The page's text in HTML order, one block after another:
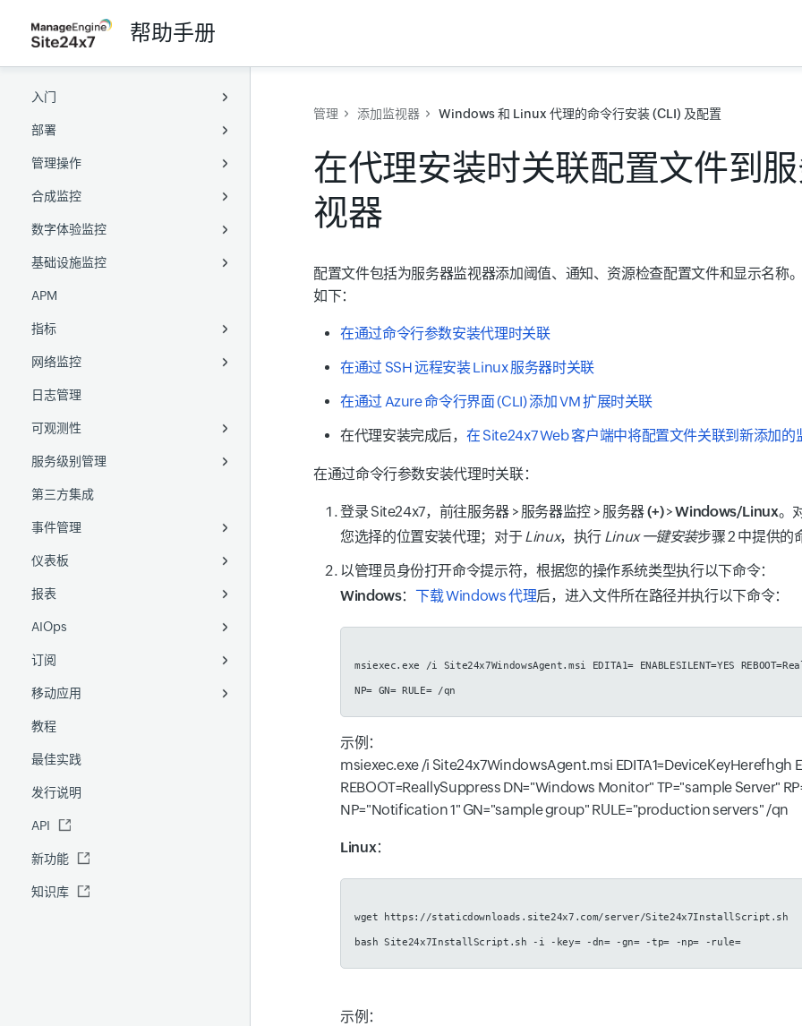
帮助手册
入门
概述
术语表
浏览 Site24x7
无障碍访问
用户管理
用户引导
用户与告警管理
基于角色的访问控制
部署
Full-Stack Agent
Windows Full-Stack Agent
Linux Full-Stack Agent
服务器监控 Agent
Windows
Active Directory
Azure VM Extension
Google Cloud
自定义服务器脚本
带托盘图标的 AD
System Center 配置管理器
Central
Linux
SaltStack
Ansible
SSH
Azure VM Extension
Google Cloud
Digital Ocean
Amazon Machine Image
ManageEngine Endpoint
Docker agent
APM agent
Java agent
.Net agent
PHP agent
Node.js agent
Go agent
Ruby agent
Python agent
数据导出器
本地轮询器
添加本地轮询器
SNMP 和 WMI
Kubernetes
AWS
Role ARN
CloudFormation IAM
AWS Control Tower
AWS IAM Identity Center
委派管理员
Azure
自定义应用程序
通过管理组使用自定义应用程序
现有应用程序
GCP
项目监控
Google Cloud 组织监控
日志采集
本地文件
远程文件
Windows 事件日志
Amazon S3
AWS Lambda
Azure Functions
从 GCP 转发日志
从 Cisco 交换机采集日志
日志采集器
Logstash
Fluentd
插件集成
即装即用插件
Linux 自定义插件
Windows 自定义插件
移动网络轮询器
OpenTelemetry
添加监视器
管理操作
配置
位置配置文件
通知配置文件
阈值与可用性
凭据配置文件
设置 OAuth 提供商
创建 JSON Web Token
配置规则
监视器组
健康检查
标签
容量规划
业务单元
MSP
合成监控
网站
全球监控站点
Web 事务（浏览器）
网页速度（浏览器）
API
数字体验监控
真实用户
网站
Web 事务（浏览器）
合成移动应用
Web 安全
移动 APM
基础设施监控
服务器
多云
阿里云
腾讯云
华为云
DigitalOcean
Akamai
AWS
Azure
GCP
OCI
容器
Kubernetes
DaemonSets
Helm chart
Sidecar 容器
GKE Autopilot
Openshift
Docker
虚拟服务器
备份监控
数据库
插件集成
APM
指标
Data Lake
网络监控
网络性能
NetFlow
网络配置管理
SDN 和 SD-WAN
Cisco Meraki
Cisco ACI
VMware VeloCloud
Cisco IPSLA
WAN RTT
VoIP
无线局域网控制器 (WLC)
IPAM
日志管理
可观测性
统一映射
分布式追踪
应用依赖映射
拓扑图
二层网络图
Meraki 地图视图
OpenAI 可观测性
服务级别管理
SLA
SLO
添加 SLO
了解 SLO 概念
SLO 指标
SLI
第三方集成
事件管理
计划维护
告警
告警日志
仪表板
自定义仪表板
运营仪表板
报表
监视器报表
监视器组报表
立即轮询报表
中断报表
自定义报表
FQDN 报表
全球基准报表
安全报表
Site24x7 顾问
AIOps
异常检测
预测
事件关联
GenAI 功能
MCP Server
IT 自动化
订阅
许可证使用摘要
移动应用
Android
iOS
教程
最佳实践
发行说明
API
新功能
知识库
管理 添加监视器 Windows 和 Linux 代理的命令行安装 (CLI) 及配置
在代理安装时关联配置文件到
视器
配置文件包括为服务器监视器添加阈值、通知、资源检查配置文件和显示名称
如下：
在通过命令行参数安装代理时关联
在通过 SSH 远程安装 Linux 服务器时关联
在通过 Azure 命令行界面 (CLI) 添加 VM 扩展时关联
在代理安装完成后， 在 Site24x7 Web 客户端中将配置文件关联到新添加的
在通过命令行参数安装代理时关联：
登录 Site24x7，前往服务器> 服务器监控 > 服务器 (+)>Windows/Linux。
您选择的位置安装代理；对于Linux，执行 Linux 一键安装步骤 2 中提供的
以管理员身份打开命令提示符，根据您的操作系统类型执行以下命令：
Windows：下载 Windows 代理后，进入文件所在路径并执行以下命令：
msiexec.exe /i Site24x7WindowsAgent.msi EDITA1= ENABLESILENT=YES
NP=GN=RULE=/qn
示例：
msiexec.exe /i Site24x7WindowsAgent.msi EDITA1=DeviceKeyHerefhgh
REBOOT=ReallySuppress DN="Windows Monitor" TP="sample Server"
NP="Notification 1" GN="sample group" RULE="production servers" /qn
Linux：
wget https://staticdownloads.site24x7.com/server/Site24x7InstallScript.sh
bash Site24x7InstallScript.sh -i -key=-dn=-gn=-tp=-np= -rule=
示例：